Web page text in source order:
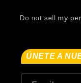
Do not sell my
ÚNETE A